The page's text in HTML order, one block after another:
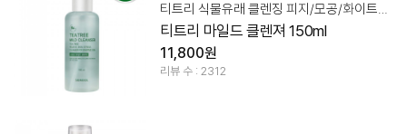
티트리 식물유래 클렌징 피지/모공/화이트헤드
티트리 마일드 클렌져 150ml
11,800원
리뷰 수 : 2312